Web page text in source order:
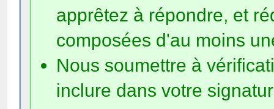
apprêtez à répondre, et
composées d'au moins
Nous soumettre à
inclure dans votre